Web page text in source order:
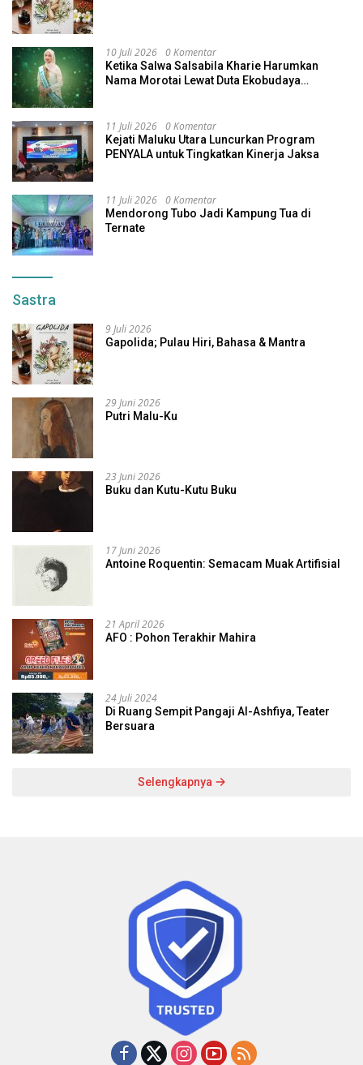
10 Juli 2026 0 Komentar
Ketika Salwa Salsabila Kharie Harumkan
Nama Morotai Lewat Duta Ekobudaya
11 Juli 2026 0 Komentar
Kejati Maluku Utara Luncurkan Program
PENYALA untuk Tingkatkan Kinerja Jaksa
11 Juli 2026 0 Komentar
Mendorong Tubo Jadi Kampung Tua di
Ternate
Sastra
9 Juli 2026
Gapolida; Pulau Hiri, Bahasa & Mantra
29 Juni 2026
Putri Malu-Ku
23 Juni 2026
Buku dan Kutu-Kutu Buku
17 Juni 2026
Antoine Roquentin: Semacam Muak Artifisial
21 April 2026
AFO : Pohon Terakhir Mahira
24 Juli 2024
Di Ruang Sempit Pangaji Al-Ashfiya, Teater
Bersuara
Selengkapnya